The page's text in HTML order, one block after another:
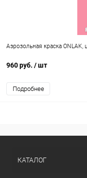
Аэрозольная краска ONLAK,
960 руб. / шт
Подробнее
КАТАЛОГ